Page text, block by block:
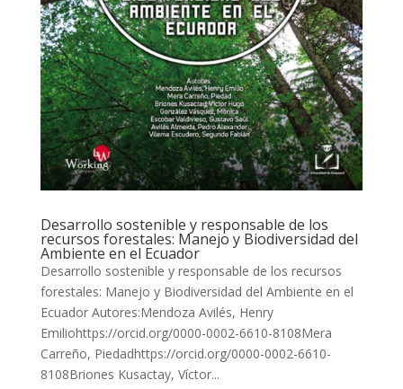
Desarrollo sostenible y responsable de los
recursos forestales: Manejo y Biodiversidad del
Ambiente en el Ecuador
Desarrollo sostenible y responsable de los recursos
forestales: Manejo y Biodiversidad del Ambiente en el
Ecuador Autores:Mendoza Avilés, Henry
Emiliohttps://orcid.org/0000-0002-6610-8108Mera
Carreño, Piedadhttps://orcid.org/0000-0002-6610-
8108Briones Kusactay, Víctor...